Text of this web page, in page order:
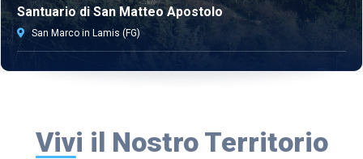
Santuario di San Matteo Apostolo
San Marco in Lamis (FG)
Vivi il Nostro Territorio